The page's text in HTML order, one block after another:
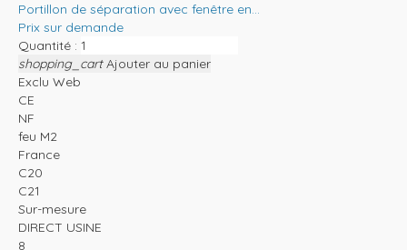
Portillon de séparation avec fenêtre en...
Prix sur demande
Quantité :
shopping_cart Ajouter au panier
Exclu Web
CE
NF
feu M2
France
C20
C21
Sur-mesure
DIRECT USINE
8